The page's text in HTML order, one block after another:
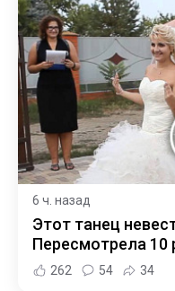
6 ч. назад
Этот танец
Пересмотрела 10
262 54 34